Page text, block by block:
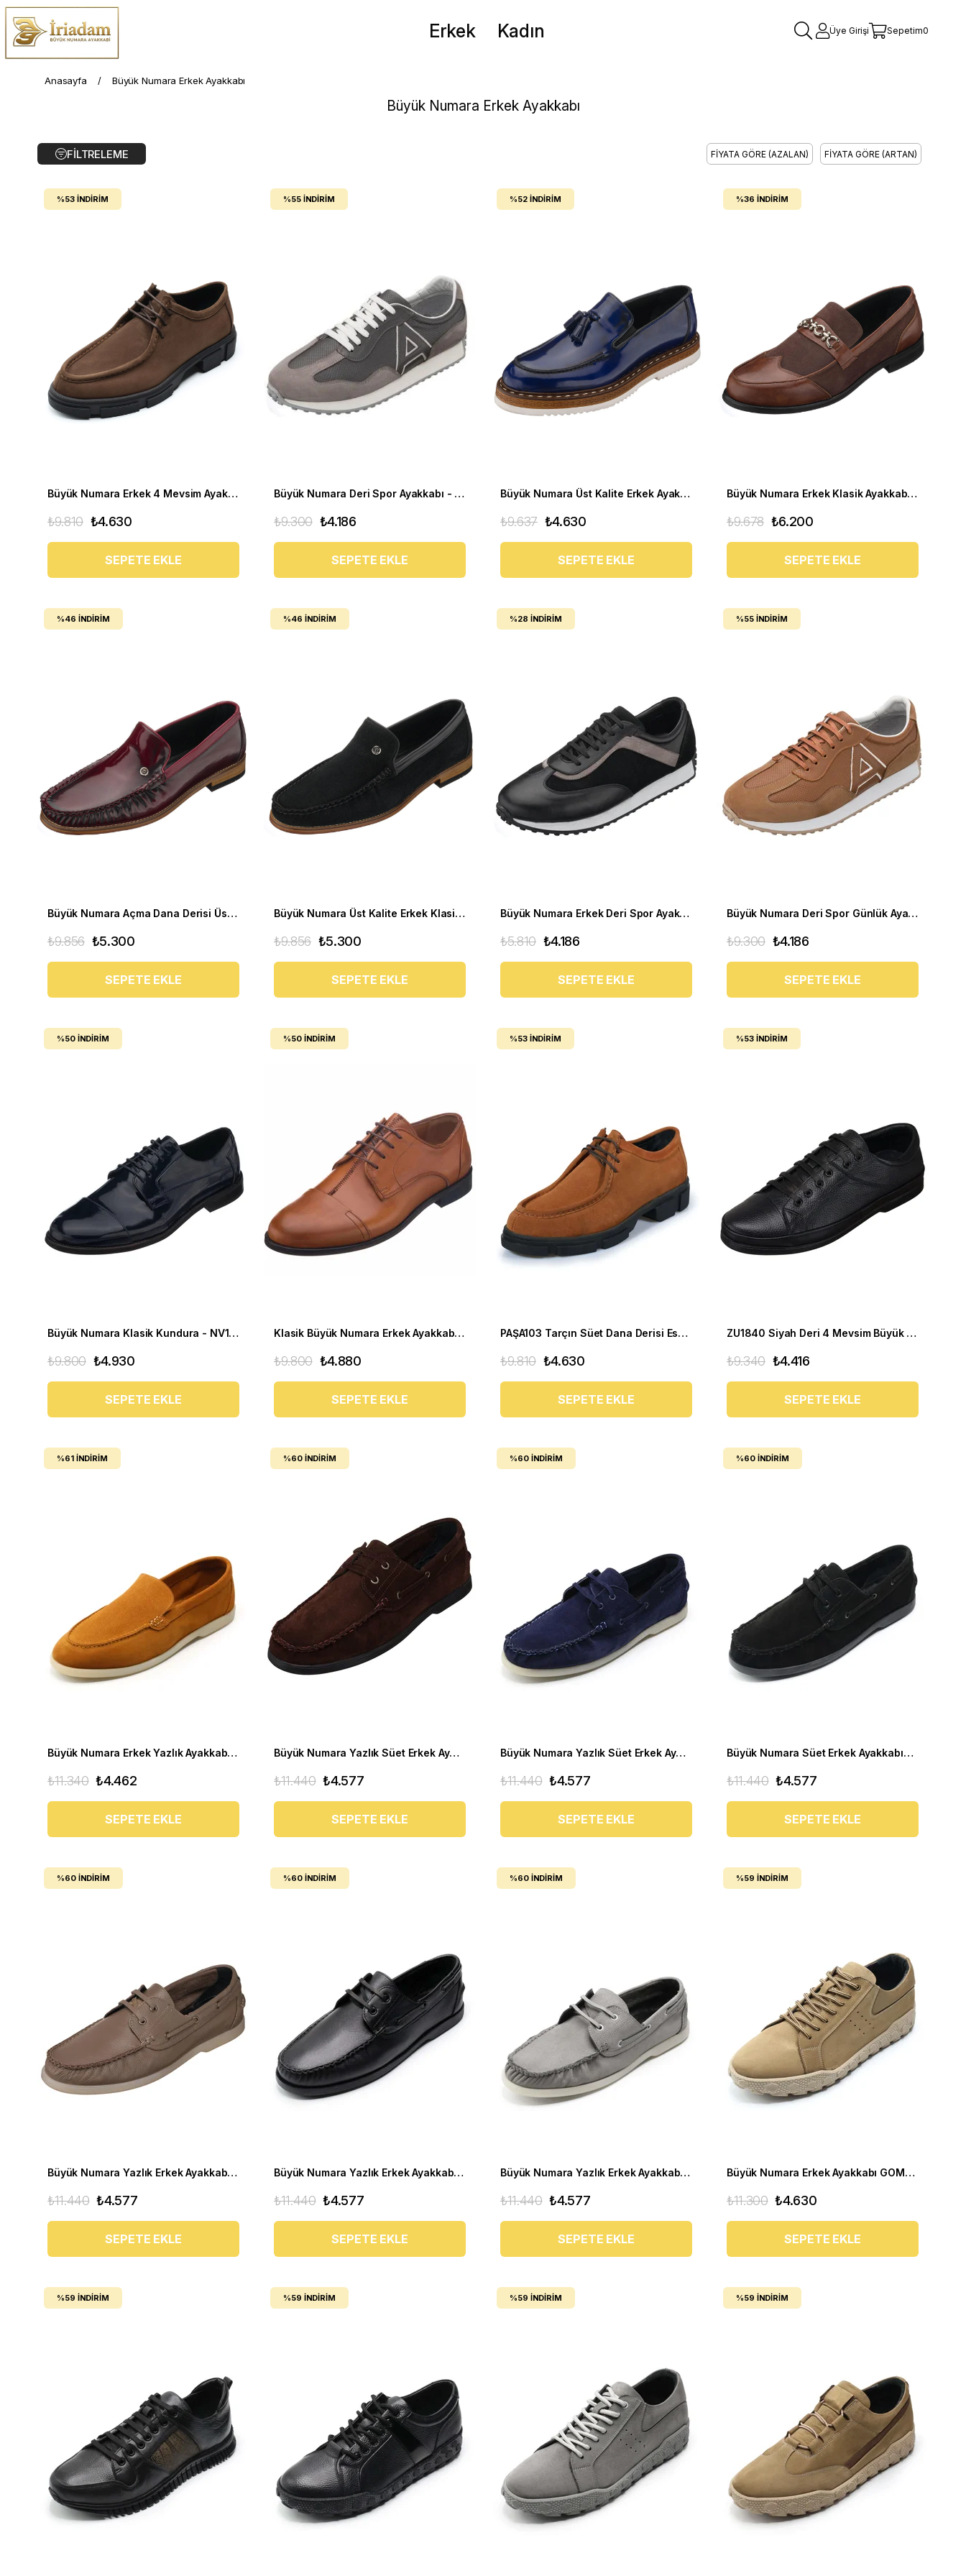
Erkek Kadın Üye Girişi Sepetim0
Anasayfa Büyük Numara Erkek Ayakkabı
Büyük Numara Erkek Ayakkabı
FIYATA GÖRE (ARTAN)
FIYATA GÖRE (AZALAN)
FILTRELEME
Büyük Numara Erkek 4 Mevsim Ayakkabı - PASA103 Kahve
₺4.630
₺9.810
SEPETE EKLE
%53 İNDIRIM
Büyük Numara Deri Spor Ayakkabı - GG18 Gri
₺4.186
₺9.300
SEPETE EKLE
%55 İNDIRIM
Büyük Numara Üst Kalite Erkek Ayakkabı - ALP76 Lacivert Açma
₺4.630
₺9.637
SEPETE EKLE
%52 İNDIRIM
Büyük Numara Erkek Klasik Ayakkabı - Tr1071 Kahverengi
₺6.200
₺9.678
SEPETE EKLE
%36 İNDIRIM
Büyük Numara Açma Dana Derisi Üst Kalite Erkek Ayakkabı - NV02 Bordo Açma
₺5.300
₺9.856
SEPETE EKLE
%46 İNDIRIM
Büyük Numara Üst Kalite Erkek Klasik Ayakkabı - NV02 Siyah süet
₺5.300
₺9.856
SEPETE EKLE
%46 İNDIRIM
Büyük Numara Erkek Deri Spor Ayakkabı - KB77 siyah
₺4.186
₺5.810
SEPETE EKLE
%28 İNDIRIM
Büyük Numara Deri Spor Günlük Ayakkabı - GG18 Kum
₺4.186
₺9.300
SEPETE EKLE
%55 İNDIRIM
Büyük Numara Klasik Kundura - NV1088 Koyu Lacivert
₺4.930
₺9.800
SEPETE EKLE
%50 İNDIRIM
Klasik Büyük Numara Erkek Ayakkabı - NR1954 Taba
₺4.880
₺9.800
SEPETE EKLE
%50 İNDIRIM
PAŞA103 Tarçın Süet Dana Derisi Esnek rahagt Termo Taban Rahat Geniş Konforlu Taban. ÖZEL Seri.
₺4.630
₺9.810
SEPETE EKLE
%53 İNDIRIM
ZU1840 Siyah Deri 4 Mevsim Büyük Numara Üst Kalite Erkek Ayakkabısı
₺4.416
₺9.340
SEPETE EKLE
%53 İNDIRIM
Büyük Numara Erkek Yazlık Ayakkabı - UTKAN02 Tarçın
₺4.462
₺11.340
SEPETE EKLE
%61 İNDIRIM
Büyük Numara Yazlık Süet Erkek Ayakkabısı - Utkan001 Kahve Süet
₺4.577
₺11.440
SEPETE EKLE
%60 İNDIRIM
Büyük Numara Yazlık Süet Erkek Ayakkabısı -Utkan001 Lacivert Süet
₺4.577
₺11.440
SEPETE EKLE
%60 İNDIRIM
Büyük Numara Süet Erkek Ayakkabısı Utkan001 Siyah Süet
₺4.577
₺11.440
SEPETE EKLE
%60 İNDIRIM
Büyük Numara Yazlık Erkek Ayakkabısı Utkan001 Vizon
₺4.577
₺11.440
SEPETE EKLE
%60 İNDIRIM
Büyük Numara Yazlık Erkek Ayakkabı - Utkan001 Siyah Deri
₺4.577
₺11.440
SEPETE EKLE
%60 İNDIRIM
Büyük Numara Yazlık Erkek Ayakkabısı Utkan001 gri
₺4.577
₺11.440
SEPETE EKLE
%60 İNDIRIM
Büyük Numara Erkek Ayakkabı GOM8013 Kum
₺4.630
₺11.300
SEPETE EKLE
%59 İNDIRIM
%59 İNDIRIM %59 İNDIRIM %59 İNDIRIM %59 İNDIRIM